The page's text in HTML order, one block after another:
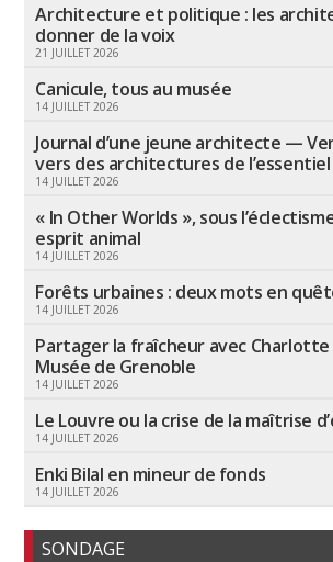
Architecture et politique : les
donner de la voix
21 JUILLET 2026
Canicule, tous au musée
14 JUILLET 2026
Journal d’une jeune architecte —
vers des architectures de l’essentiel
14 JUILLET 2026
« In Other Worlds », sous
esprit animal
14 JUILLET 2026
Forêts urbaines : deux mots en
14 JUILLET 2026
Partager la fraîcheur avec
Musée de Grenoble
14 JUILLET 2026
Le Louvre ou la crise de la maîtrise
14 JUILLET 2026
Enki Bilal en mineur de fonds
14 JUILLET 2026
SONDAGE